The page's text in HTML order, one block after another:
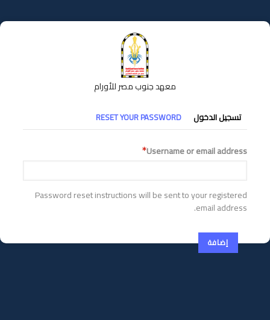
إلى
المحتوى
معهد جنوب مصر للأورام
التبويبات
الأساسية
تسجيل الدخول RESET YOUR PASSWORD
Username or email address
Password reset instructions will be sent to your registered
email address.